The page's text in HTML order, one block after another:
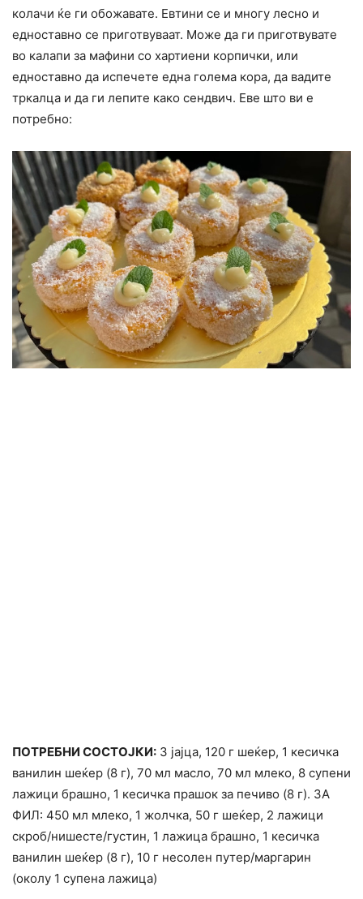
колачи ќе ги обожавате. Евтини се и многу лесно и
едноставно се приготвуваат. Може да ги приготвувате
во калапи за мафини со хартиени кopпички, или
едноставно да испечете една голема кора, да вадите
тркалца и да ги лепите како сендвич. Еве што ви е
потребно:
ПОТРЕБНИ СОСТОЈКИ: 3 јајца, 120 г шеќер, 1 кесичка
ванилин шеќер (8 г), 70 мл масло, 70 мл млеко, 8 супени
лажици брашно, 1 кесичка прашок за печиво (8 г). ЗА
ФИЛ: 450 мл млеко, 1 жолчка, 50 г шеќер, 2 лажици
скроб/нишесте/густин, 1 лажица брашно, 1 кесичка
ванилин шеќер (8 г), 10 г несолен путер/маргарин
(околу 1 супена лажица)